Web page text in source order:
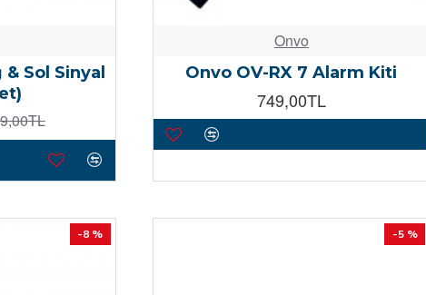
& Sol Sinyal
Onvo
Onvo OV-RX 7 Alarm Kiti
749,00TL
-8 % -5 %